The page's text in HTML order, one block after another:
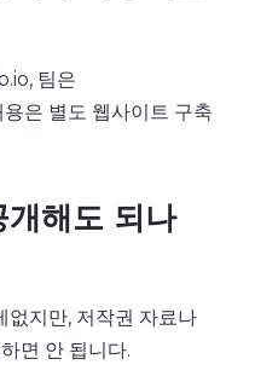
팀은
은 별도 웹사이트 구축
해도 되나
없지만, 저작권 자료나
면 안 됩니다.